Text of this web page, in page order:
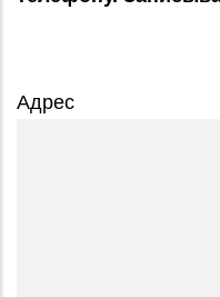
Адрес